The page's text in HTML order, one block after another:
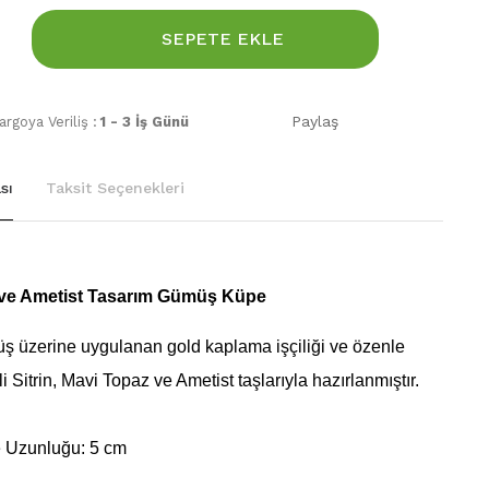
SEPETE EKLE
Veriliş : 1 - 3 İş Günü Paylaş
Taksit Seçenekleri
Ametist Tasarım Gümüş Küpe
üzerine uygulanan gold kaplama işçiliği ve özenle
Mavi Topaz ve Ametist taşlarıyla hazırlanmıştır.
Uzunluğu: 5 cm